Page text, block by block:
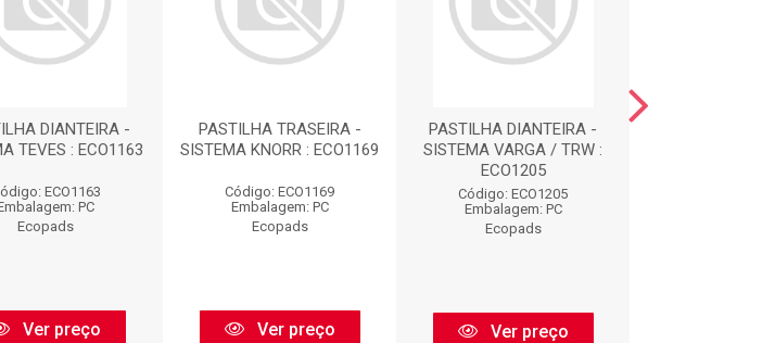
DIANTEIRA -
TEVES : ECO1163
ECO1163
PC
Ecopads
Ver preço
PASTILHA TRASEIRA -
SISTEMA KNORR : ECO1169
Código: ECO1169
Embalagem: PC
Ecopads
Ver preço
PASTILHA DIANTEIRA -
SISTEMA VARGA / TRW :
ECO1205
Código: ECO1205
Embalagem: PC
Ecopads
Ver preço